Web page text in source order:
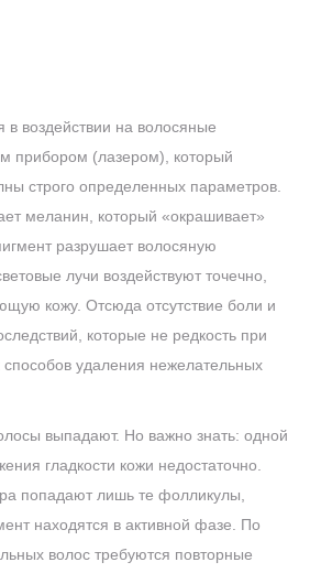
в воздействии на волосяные
прибором (лазером), который
строго определенных параметров.
меланин, который «окрашивает»
разрушает волосяную
лучи воздействуют точечно,
кожу. Отсюда отсутствие боли и
которые не редкость при
способов удаления нежелательных
выпадают. Но важно знать: одной
гладкости кожи недостаточно.
попадают лишь те фолликулы,
находятся в активной фазе. По
волос требуются повторные